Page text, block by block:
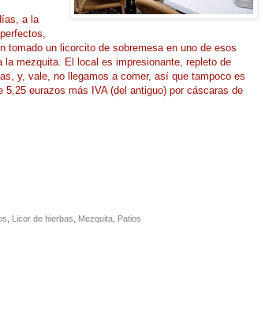
a la
tomado un licorcito de sobremesa en uno de esos
mezquita. El local es impresionante, repleto de
y, vale, no llegamos a comer, así que tampoco es
eurazos más IVA (del antiguo) por cáscaras de
Licor de hierbas Mezquita, Patios